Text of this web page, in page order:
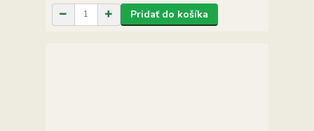
Pridať do košíka